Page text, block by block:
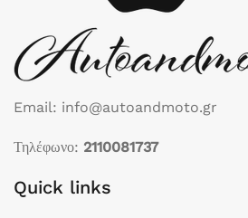
Email: info@autoandmoto.gr
Τηλέφωνο: 2110081737
Quick links